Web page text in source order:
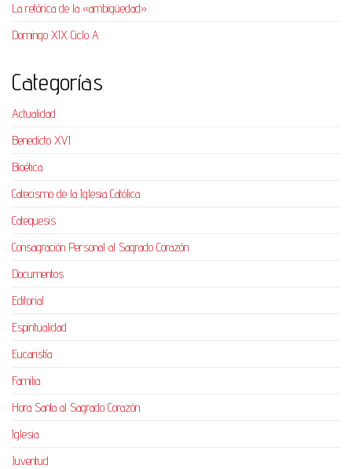
La retórica de la «ambigüedad»
Domingo XIX Ciclo A
Categorías
Actualidad
Benedicto XVI
Bioética
Catecismo de la Iglesia Católica
Catequesis
Consagración Personal al Sagrado Corazón
Documentos
Editorial
Espiritualidad
Eucaristía
Familia
Hora Santa al Sagrado Corazón
Iglesia
Juventud